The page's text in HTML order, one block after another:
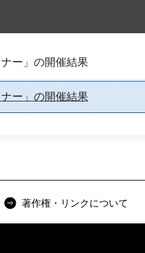
ー」の開催結果
ー」の開催結果
著作権・リンクについて